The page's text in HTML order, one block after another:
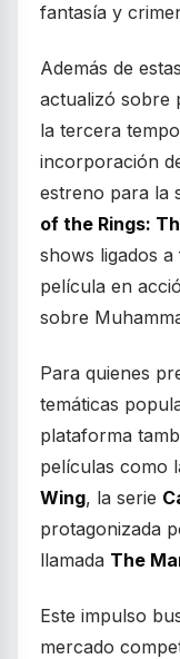
fantasía y
Además de
actualizó sobre
la tercera
incorporación
estreno para la
of the Rings:
shows ligados
película en
sobre
Para quienes
temáticas
plataforma
películas como
Wing, la serie
protagonizada
llamada The
Este impulso
mercado